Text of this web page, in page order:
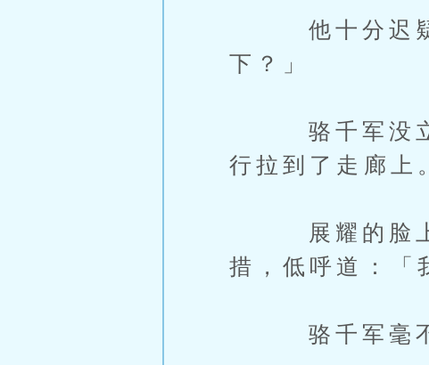
他十分迟疑
下？」
骆千军没立刻
行拉到了走廊上
展耀的脸上登
措，低呼道：
骆千军毫不在